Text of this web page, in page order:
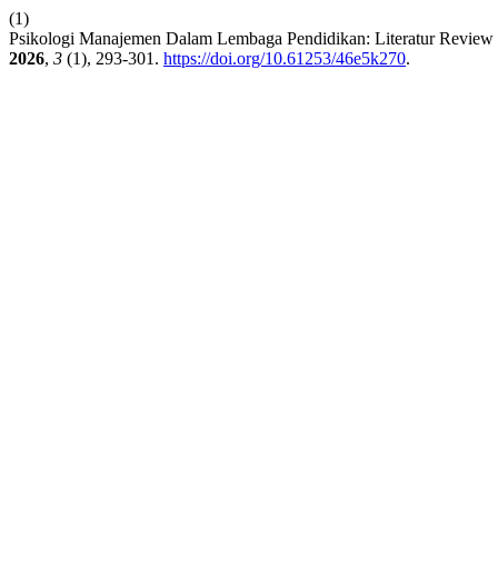
(1)
Psikologi Manajemen Dalam Lembaga Pendidikan: Literatur
2026, 3 (1), 293-301. https://doi.org/10.61253/46e5k270.